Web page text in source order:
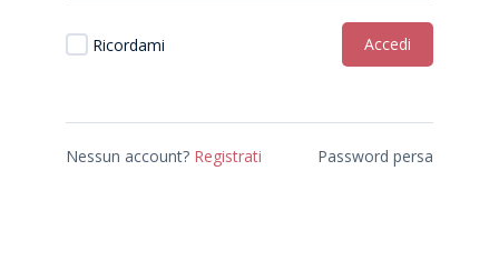
Ricordami Accedi
Nessun account? Registrati Password persa